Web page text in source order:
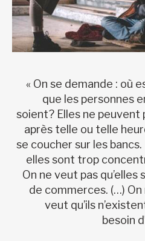
« On se demande : où
que les personnes
soient? Elles ne peuvent
après telle ou telle
se coucher sur les
elles sont trop
On ne veut pas
de commerces. (…)
veut qu’ils
besoin